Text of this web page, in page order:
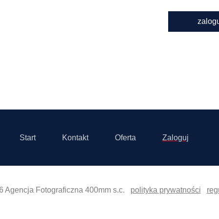
Start Kontakt Oferta Zaloguj
Agencja Fotograficzna 400mm s.c. polityka prywatności